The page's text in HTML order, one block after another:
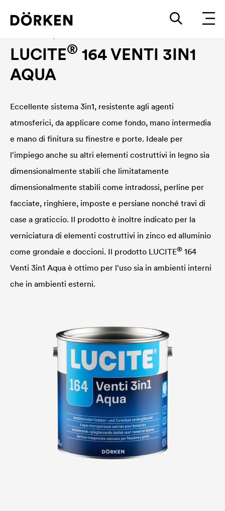
LUCITE® 164 VENTI 3IN1
AQUA
Eccellente sistema 3in1, resistente agli agenti
atmosferici, da applicare come fondo, mano intermedia
e mano di finitura su finestre e porte. Ideale per
l'impiego anche su altri elementi costruttivi in legno sia
dimensionalmente stabili che limitatamente
dimensionalmente stabili come intradossi, perline per
facciate, ringhiere, imposte e persiane nonché travi di
case a graticcio. Il prodotto è inoltre indicato per la
verniciatura di elementi costruttivi in zinco ed alluminio
come grondaie e doccioni. Il prodotto LUCITE® 164
Venti 3in1 Aqua è ottimo per l'uso sia in ambienti interni
che in ambienti esterni.